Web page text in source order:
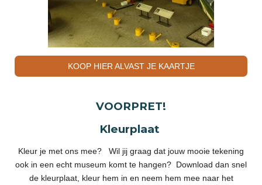
KOOP HIER ALVAST JE KAARTJE
VOORPRET!
Kleurplaat
Kleur je met ons mee? Wil jij graag dat jouw mooie tekening
ook in een echt museum komt te hangen? Download dan snel
de kleurplaat, kleur hem in en neem hem mee naar het